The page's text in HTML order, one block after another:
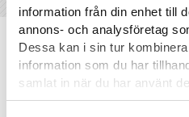
information från din enhet till
annons- och analysföretag
Dessa kan i sin tur
information som du har
samlat in när du har använt
NYHETER